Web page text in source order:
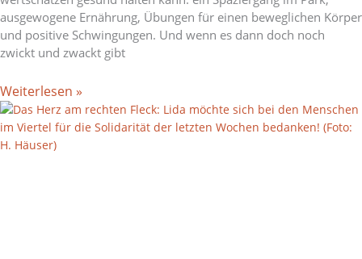
ausgewogene Ernährung, Übungen für einen beweglichen Körper
und positive Schwingungen. Und wenn es dann doch noch
zwickt und zwackt gibt
Weiterlesen »